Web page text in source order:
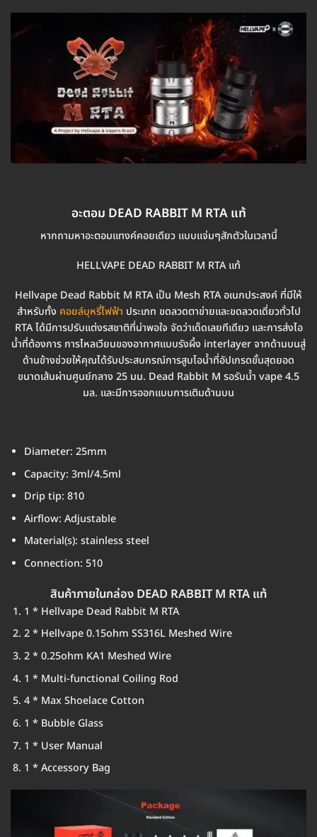
อะตอม DEAD RABBIT M RTA แท้
หากถามหาอะตอมแทงค์คอยเดียว แบบแจ่มๆสักตัวในเวลานี้
HELLVAPE DEAD RABBIT M RTA แท้
Hellvape Dead Rabbit M RTA เป็น Mesh RTA อเนกประสงค์ ที่มีให้
สำหรับทั้ง คอยล์บุหรี่ไฟฟ้า ประเภท ขดลวดตาข่ายและขดลวดเดี่ยวทั่วไป
RTA ได้มีการปรับแต่งรสชาติที่น่าพอใจ จัดว่าเด็ดเลยทีเดียว และการส่งไอ
น้ำที่ต้องการ การไหลเวียนของอากาศแบบรังผึ้ง interlayer จากด้านบนสู่
ด้านข้างช่วยให้คุณได้รับประสบกรณ์การสูบไอน้ำที่อัปเกรดขั้นสุดยอด
ขนาดเส้นผ่านศูนย์กลาง 25 มม. Dead Rabbit M รอรับน้ำ vape 4.5
มล. และมีการออกแบบการเติมด้านบน
Diameter: 25mm
Capacity: 3ml/4.5ml
Drip tip: 810
Airflow: Adjustable
Material(s): stainless steel
Connection: 510
สินค้าภายในกล่อง DEAD RABBIT M RTA แท้
1 * Hellvape Dead Rabbit M RTA
2 * Hellvape 0.15ohm SS316L Meshed Wire
2 * 0.25ohm KA1 Meshed Wire
1 * Multi-functional Coiling Rod
4 * Max Shoelace Cotton
1 * Bubble Glass
1 * User Manual
1 * Accessory Bag